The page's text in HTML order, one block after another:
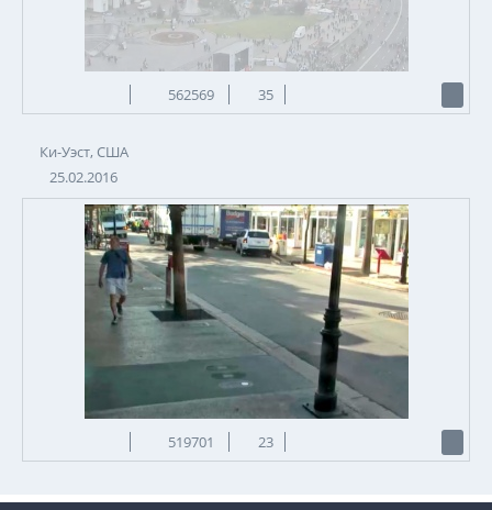
562569 35
Ки-Уэст, США
25.02.2016
519701 23